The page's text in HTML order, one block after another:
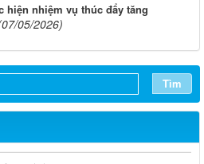
hiện nhiệm vụ thúc đẩy tăng
05/2026)
Tìm
09/8/2026
26/7/2026
18/7/2026
12/7/2026